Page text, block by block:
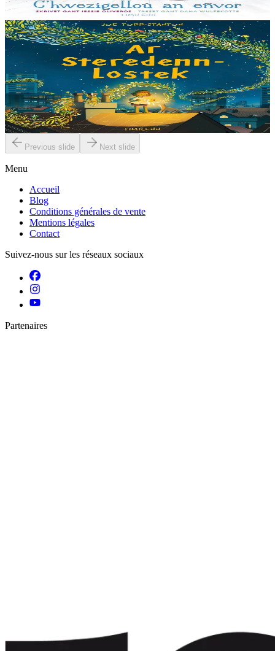
En stock14,00 €
3 ans et plus
Timilenn
The Comet
Nyla est allée vivre en ville, mais elle n’arrête pas de penser à tout ce
qui lui manque de son ancienne maison. Quand apparaît une comète
dans les rues de la...
En stock14,00 €
Previous slide Next slide
Menu
Accueil
Blog
Conditions générales de vente
Mentions légales
Contact
Suivez-nous sur les réseaux sociaux
Partenaires